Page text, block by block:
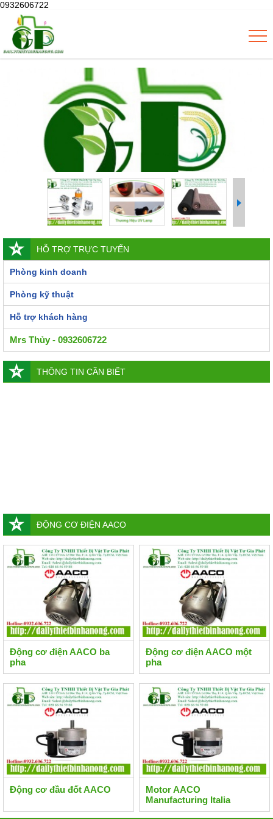
0932606722
HỖ TRỢ TRỰC TUYẾN
Phòng kinh doanh
Phòng kỹ thuật
Hỗ trợ khách hàng
Mrs Thủy - 0932606722
THÔNG TIN CẦN BIẾT
ĐỘNG CƠ ĐIỆN AACO
Động cơ điện AACO ba
pha
Động cơ điện AACO một
pha
Động cơ đầu đốt AACO
Motor AACO
Manufacturing Italia